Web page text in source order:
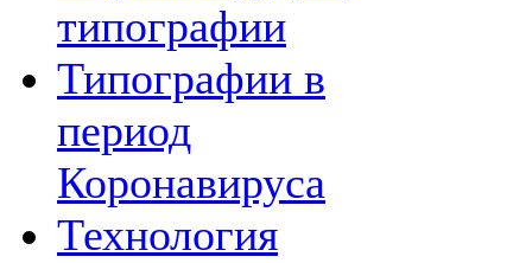
типографии
Типографии в
период
Коронавируса
Технология